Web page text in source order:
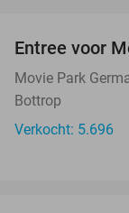
Entree voor
Movie Park
Bottrop
Verkocht: 5.696